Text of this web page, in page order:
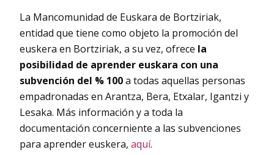
La Mancomunidad de Euskara de Bortziriak,
entidad que tiene como objeto la promoción del
euskera en Bortziriak, a su vez, ofrece la
posibilidad de aprender euskara con una
subvención del % 100a todas aquellas personas
empadronadas en Arantza, Bera, Etxalar, Igantzi y
Lesaka. Más información y a toda la
documentación concerniente a las subvenciones
para aprender euskera, aquí.